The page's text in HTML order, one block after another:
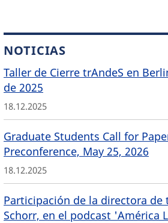
NOTICIAS
Taller de Cierre trAndeS en
de 2025
18.12.2025
Graduate Students Call for
Preconference, May 25, 2026
18.12.2025
Participación de la directora de
Schorr, en el podcast 'América